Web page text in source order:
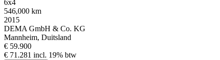
6x4
546,000 km
2015
DEMA GmbH & Co. KG
Mannheim, Duitsland
€ 59.900
€ 71.281 incl. 19% btw